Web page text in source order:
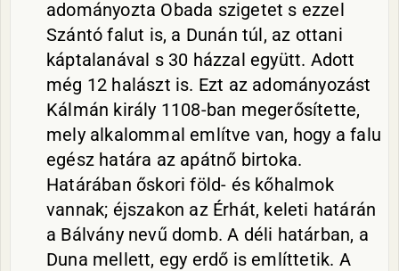
adományozta Obada szigetet s ezzel
Szántó falut is, a Dunán túl, az ottani
káptalanával s 30 házzal együtt. Adott
még 12 halászt is. Ezt az adományozást
Kálmán király 1108-ban megerősítette,
mely alkalommal említve van, hogy a falu
egész határa az apátnő birtoka.
Határában őskori föld- és kőhalmok
vannak; éjszakon az Érhát, keleti határán
a Bálvány nevű domb. A déli határban, a
Duna mellett, egy erdő is említtetik. A